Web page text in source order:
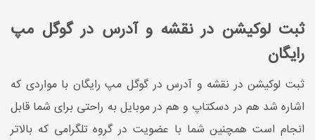
ثبت لوکیشن در نقشه و آدرس در گوگل مپ
رایگان
ثبت لوکیشن در نقشه و آدرس در گوگل مپ رایگان با مواردی که
اشاره شد هم در دسکتاپ و هم در موبایل به راحتی برای شما قابل
انجام است همچنین شما با عضویت در گروه تلگرامی که بالاتر